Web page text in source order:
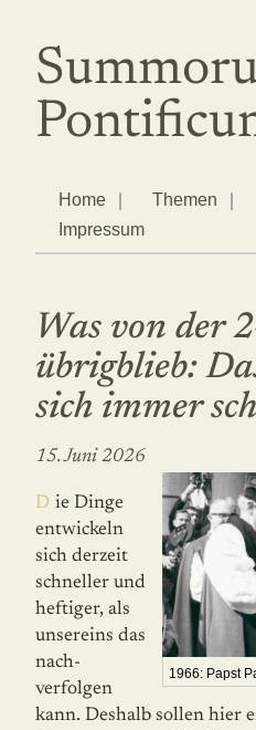
Home Themen
Impressum
Was von der
übrigblieb:
sich immer
15. Juni 2026
1966: Papst
Die Dinge
entwickeln
sich derzeit
schnel­ler und
heftiger, als
unsereins das
nach­
verfolgen
kann. Deshalb sollen hier